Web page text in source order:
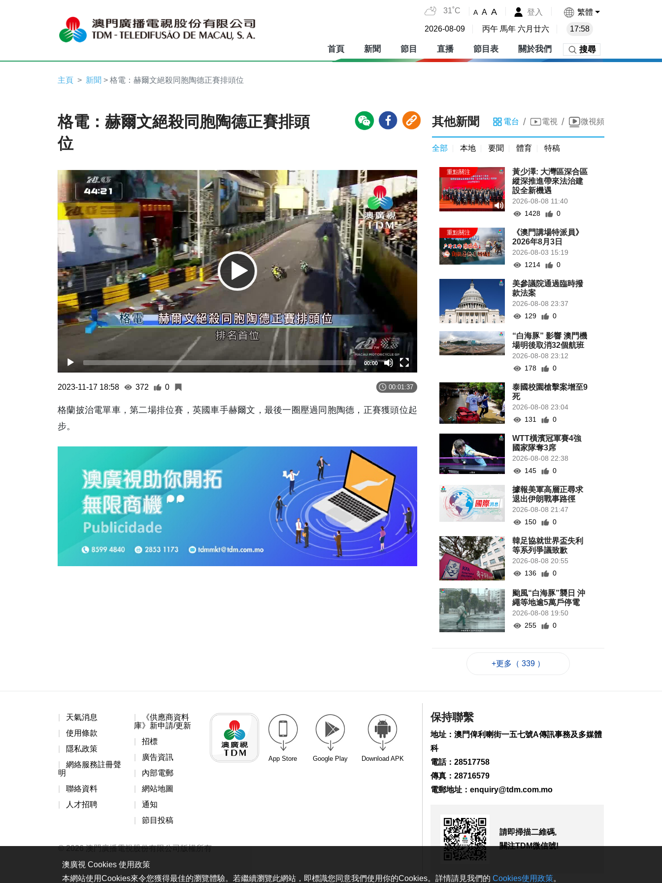
31˚C A A A 登入 繁體
2026-08-09 丙午 馬年 六月廿六 17:58
首頁 新聞 節目 直播 節目表 關於我們 搜尋
主頁 新聞 > 格電：赫爾文絕殺同胞陶德正賽排頭位
格電：赫爾文絕殺同胞陶德正賽排頭
位
Video
Player
00:00
2023-11-17 18:58 372 0 00:01:37
格蘭披治電單車，第二場排位賽，英國車手赫爾文，最後一圈壓過同胞陶德，正賽獲頭位起
步。
其他新聞 電台 / 電視 / 微視頻
全部 本地 要聞 體育 特稿
黃少澤: 大灣區深合區
縱深推進帶來法治建
設全新機遇
2026-08-08 11:40
1428
0
《澳門講場特派員》
2026年8月3日
2026-08-03 15:19
1214
0
美參議院通過臨時撥
款法案
2026-08-08 23:37
129
0
“白海豚” 影響 澳門機
場明後取消32個航班
2026-08-08 23:12
178
0
泰國校園槍擊案增至9
死
2026-08-08 23:04
131
0
WTT橫濱冠軍賽4強
國家隊奪3席
2026-08-08 22:38
145
0
據報美軍高層正尋求
退出伊朗戰事路徑
2026-08-08 21:47
150
0
韓足協就世界盃失利
等系列爭議致歉
2026-08-08 20:55
136
0
颱風“白海豚”襲日 沖
繩等地逾5萬戶停電
2026-08-08 19:50
255
0
素
178
0
359
日元
2026-08-08 17:30
149
0
甄別近2.5萬惡意帖文
+更多（ 339 ）
天氣消息
使用條款
隱私政策
網絡服務註冊聲
明
聯絡資料
人才招聘
《供應商資料
庫》新申請/更新
招標
廣告資訊
內部電郵
網站地圖
通知
節目投稿
App Store Google Play Download APK
© 2026 澳門廣播電視股份有限公司版權所有
保持聯繫
地址：澳門俾利喇街一五七號A傳訊事務及多媒體
科
電話：28517758
傳真：28716579
電郵地址： enquiry@tdm.com.mo
請即掃描二維碼,
關注TDM微信號!
澳廣視 Cookies 使用政策
本網站使用Cookies來令您獲得最佳的瀏覽體驗。若繼續瀏覽此網站，即標識您同意我們使用你的Cookies。詳情請見我們的 Cookies使用政策。